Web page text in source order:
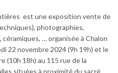
est une exposition vente de
photographies,
… organisée à Chalon
22 novembre 2024 (9h 19h) et le
(10h 18h) au 115 rue de la
situées à proximité du sacré